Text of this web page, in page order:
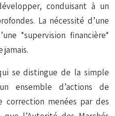
conduisant à un
La nécessité d’une
*supervision financière*
jamais.
se distingue de la simple
ensemble d’actions de
correction menées par des